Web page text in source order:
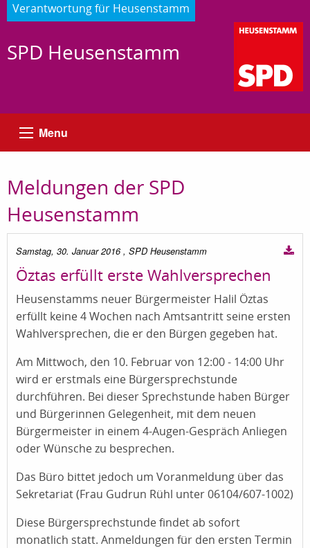
Verantwortung für Heusenstamm
SPD Heusenstamm
Menu
Meldungen der SPD
Heusenstamm
Samstag, 30. Januar 2016 , SPD Heusenstamm
Öztas erfüllt erste Wahlversprechen
Heusenstamms neuer Bürgermeister Halil Öztas
erfüllt keine 4 Wochen nach Amtsantritt seine ersten
Wahlversprechen, die er den Bürgen gegeben hat.
Am Mittwoch, den 10. Februar von 12:00 - 14:00 Uhr
wird er erstmals eine Bürgersprechstunde
durchführen. Bei dieser Sprechstunde haben Bürger
und Bürgerinnen Gelegenheit, mit dem neuen
Bürgermeister in einem 4-Augen-Gespräch Anliegen
oder Wünsche zu besprechen.
Das Büro bittet jedoch um Voranmeldung über das
Sekretariat (Frau Gudrun Rühl unter 06104/607-1002)
Diese Bürgersprechstunde findet ab sofort
monatlich statt. Anmeldungen für den ersten Termin